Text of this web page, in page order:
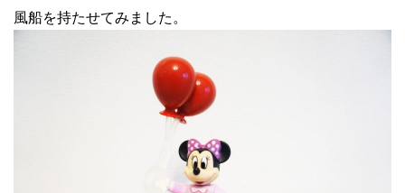
風船を持たせてみました。